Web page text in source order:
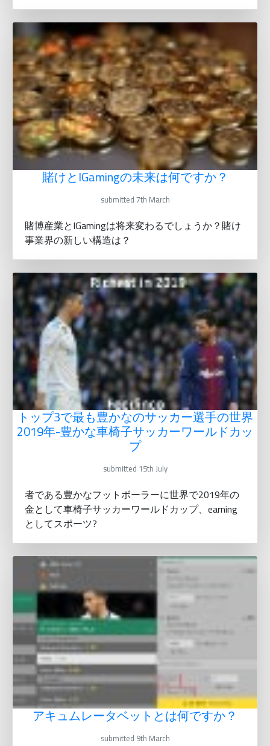
賭けとIGamingの未来は何ですか？
submitted 7th March
賭博産業とIGamingは将来変わるでしょうか？賭け
事業界の新しい構造は？
トップ3で最も豊かなのサッカー選手の世界
2019年-豊かな車椅子サッカーワールドカッ
プ
submitted 15th July
者である豊かなフットボーラーに世界で2019年の
金として車椅子サッカーワールドカップ、earning
としてスポーツ?
アキュムレータベットとは何ですか？
submitted 9th March